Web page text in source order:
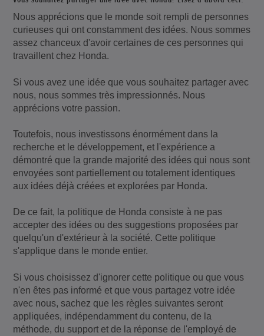
Nous apprécions que le monde soit rempli de personnes
curieuses qui ont constamment des idées. Nous sommes
assez chanceux d'avoir certaines de ces personnes qui
travaillent chez Honda.
Si vous avez une idée que vous souhaitez partager avec
nous, nous sommes très impressionnés. Nous
apprécions votre passion.
Toutefois, nous investissons énormément dans la
recherche et le développement, et l'expérience a
démontré que la grande majorité des idées qui nous sont
envoyées sont partiellement ou totalement identiques
aux idées déjà créées et explorées par Honda.
De ce fait, la politique de Honda consiste à ne pas
accepter des idées ou des suggestions proposées par
quelqu'un d'extérieur à la société. Cette politique
s'applique dans le monde entier.
Si vous choisissez d'ignorer cette politique ou que vous
n'en êtes pas informé et que vous partagez votre idée
avec nous, sachez que les règles suivantes seront
appliquées, indépendamment du contenu, de la
méthode, du support et de la réponse de l'employé de